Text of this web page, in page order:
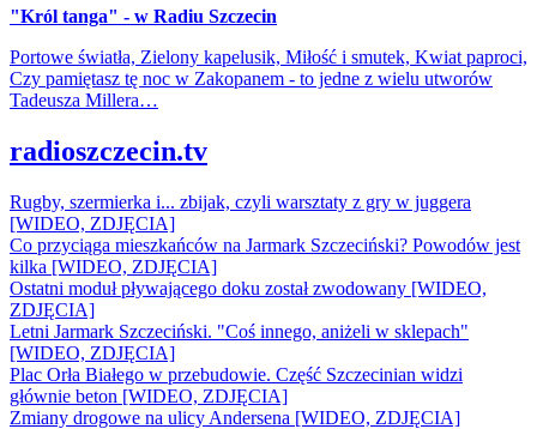
"Król tanga" - w Radiu Szczecin
Portowe światła, Zielony kapelusik, Miłość i smutek, Kwiat paproci,
Czy pamiętasz tę noc w Zakopanem - to jedne z wielu utworów
Tadeusza Millera…
radioszczecin.tv
Rugby, szermierka i... zbijak, czyli warsztaty z gry w juggera
[WIDEO, ZDJĘCIA]
Co przyciąga mieszkańców na Jarmark Szczeciński? Powodów jest
kilka [WIDEO, ZDJĘCIA]
Ostatni moduł pływającego doku został zwodowany [WIDEO,
ZDJĘCIA]
Letni Jarmark Szczeciński. "Coś innego, aniżeli w sklepach"
[WIDEO, ZDJĘCIA]
Plac Orła Białego w przebudowie. Część Szczecinian widzi
głównie beton [WIDEO, ZDJĘCIA]
Zmiany drogowe na ulicy Andersena [WIDEO, ZDJĘCIA]